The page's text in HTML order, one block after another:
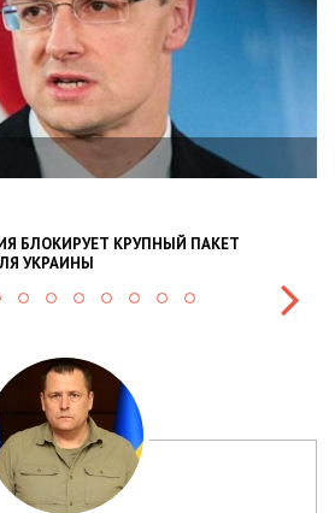
БЛОКИРУЕТ КРУПНЫЙ ПАКЕТ
УКРАИНЫ